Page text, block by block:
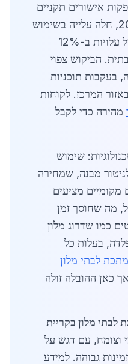
אישורים תקניים
כמו ISO 9001. בשנת 2026, חלה עלייה בשימוש
בפלדה ממוחזרת, מה שמוזיל עלויות ב-12%
הביקוש צפוי
השנה, בעקבות תוכניות
המרכז. לקוחות
מהירה כדי לקבל
שימוש
מבנה, שמחירה
מקומיים מציעים
מה שחוסך זמן
כמו שדרוג מלון
כ-200 טון פלדה, בעלות כל
מתכת לבתי מלון
כאן ההובלה זולה
לבתי מלון בקריית
דינמי וצומח, עם דגש על
גבוהה. למידע